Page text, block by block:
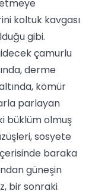
koltuk kavgası
gibi.
çamurlu
derme
kömür
parlayan
büklüm olmuş
sosyete
baraka
güneşin
bir sonraki